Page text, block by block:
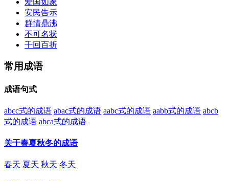
安民告示
群情鼎沸
不可名状
千回百折
常用成语
成语句式
abcc式的成语 abac式的成语 aabc式的成语 aabb式的成语 abcb
式的成语 abca式的成语
关于春夏秋冬的成语
春天 夏天 秋天 冬天